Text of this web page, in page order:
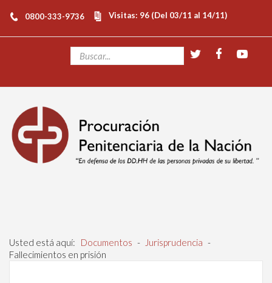
0800-333-9736 Visitas: 96 (Del 03/11 al 14/11)
Usted está aquí: Documentos - Jurisprudencia -
Fallecimientos en prisión